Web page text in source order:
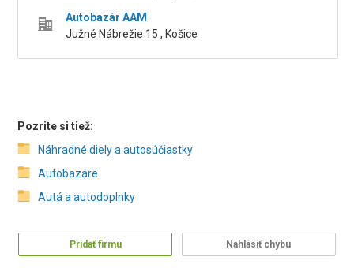
Autobazár AAM
Južné Nábrežie 15 , Košice
Pozrite si tiež:
Náhradné diely a autosúčiastky
Autobazáre
Autá a autodoplnky
Pridať firmu Nahlásiť chybu